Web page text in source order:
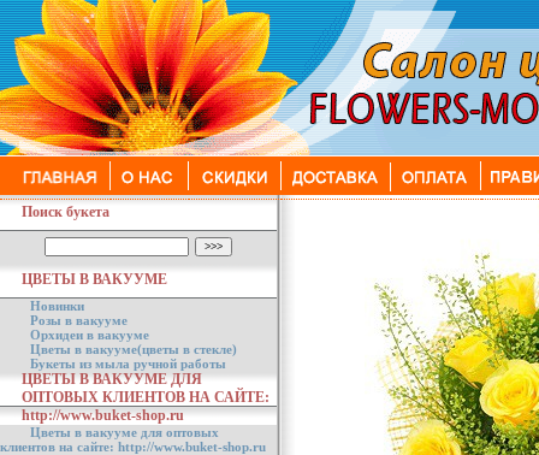
Поиск букета
ЦВЕТЫ В ВАКУУМЕ
Новинки
Розы в вакууме
Орхидеи в вакууме
Цветы в вакууме(цветы в стекле)
Букеты из мыла ручной работы
ЦВЕТЫ В ВАКУУМЕ ДЛЯ
ОПТОВЫХ КЛИЕНТОВ НА САЙТЕ:
http://www.buket-shop.ru
Цветы в вакууме для оптовых
клиентов на сайте: http://www.buket-shop.ru